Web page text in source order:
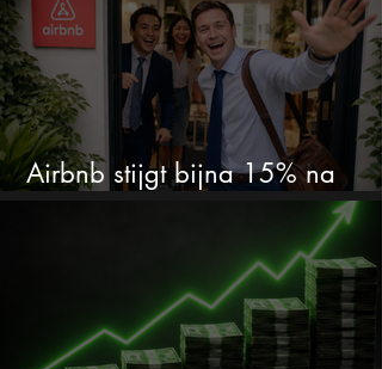
Airbnb stijgt bijna 15% na
cijfers: vooral dit AI-cijfer valt op